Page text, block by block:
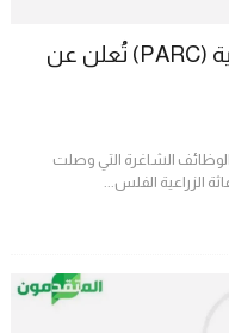
جمعية الإغاثة الزراعية الفلسطينية (PARC) تُعلن عن
الشاغرة التي وصلت
الزراعية الفلس...